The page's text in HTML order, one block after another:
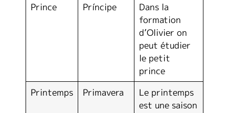
Prince
Príncipe
Dans la
formation
d’Olivier on
peut étudier
le petit
prince
Printemps
Primavera
Le printemps
est une saison